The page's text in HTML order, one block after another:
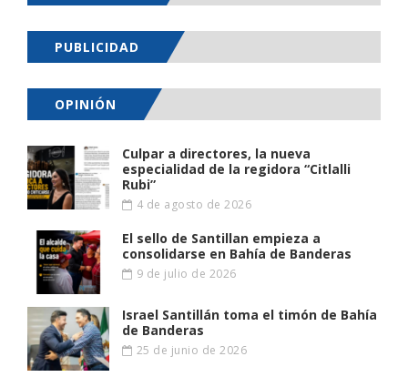
PUBLICIDAD
OPINIÓN
Culpar a directores, la nueva
especialidad de la regidora “Citlalli
Rubi”
4 de agosto de 2026
El sello de Santillan empieza a
consolidarse en Bahía de Banderas
9 de julio de 2026
Israel Santillán toma el timón de Bahía
de Banderas
25 de junio de 2026